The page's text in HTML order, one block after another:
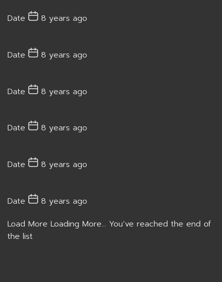
Date 8 years ago
Date 8 years ago
Date 8 years ago
Date 8 years ago
Date 8 years ago
Date
8 years ago
Load More Loading More... You’ve reached the end of
the list